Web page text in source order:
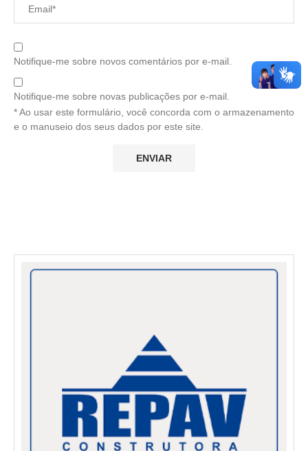
Notifique-me sobre novos comentários por e-mail.
Notifique-me sobre novas publicações por e-mail.
* Ao usar este formulário, você concorda com o armazenamento
e o manuseio dos seus dados por este site.